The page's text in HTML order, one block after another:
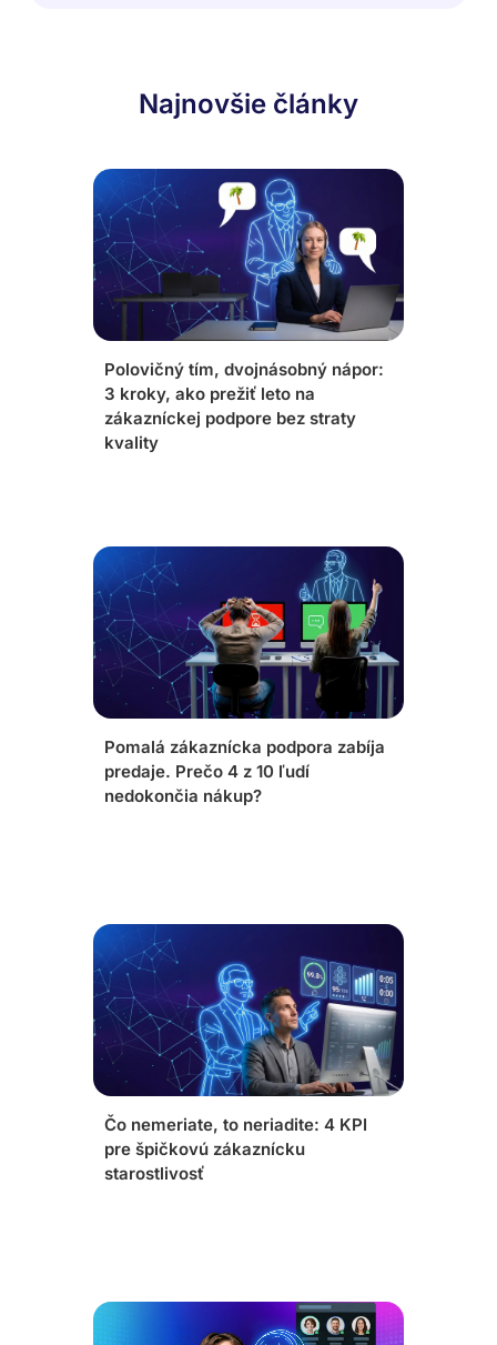
Najnovšie články
Polovičný tím, dvojnásobný nápor:
3 kroky, ako prežiť leto na
zákazníckej podpore bez straty
kvality
Pomalá zákaznícka podpora zabíja
predaje. Prečo 4 z 10 ľudí
nedokončia nákup?
Čo nemeriate, to neriadite: 4 KPI
pre špičkovú zákaznícku
starostlivosť